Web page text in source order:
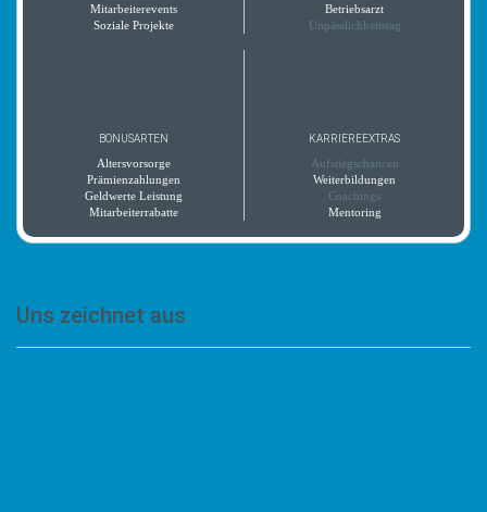
Mitarbeiterevents
Soziale Projekte
Betriebsarzt
Unpässlichkeitstag
BONUSARTEN
Altersvorsorge
Prämienzahlungen
Geldwerte Leistung
Mitarbeiterrabatte
KARRIEREEXTRAS
Aufstiegschancen
Weiterbildungen
Coachings
Mentoring
Uns zeichnet aus